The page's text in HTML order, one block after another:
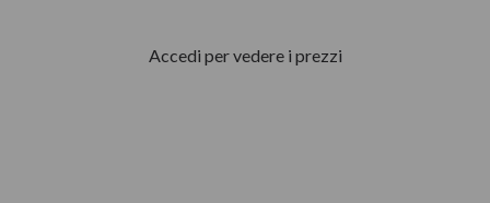
Accedi per vedere i prezzi